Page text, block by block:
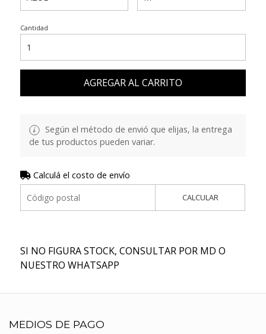
Cantidad
AGREGAR AL CARRITO
Según el método de envió que elijas, la entrega
de tus productos pueden variar.
Calculá el costo de envío
CALCULAR
SI NO FIGURA STOCK, CONSULTAR POR MD O
NUESTRO WHATSAPP
MEDIOS DE PAGO